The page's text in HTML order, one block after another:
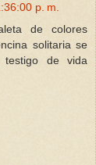
p. m.
de colores
solitaria se
testigo de vida